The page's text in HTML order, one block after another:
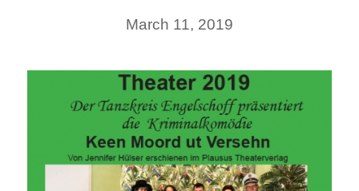
March 11, 2019